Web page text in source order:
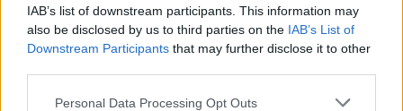
IAB’s list of downstream participants. This information may
also be disclosed by us to third parties on the IAB’s List of
Downstream Participants that may further disclose it to other
Please note that this website/app uses one or more Google
Personal Data Processing Opt Outs